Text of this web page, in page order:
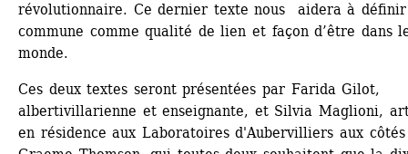
révolutionnaire. Ce dernier texte nous aidera à
commune comme qualité de lien et façon d’être dans
monde.
Ces deux textes seront présentées par Farida Gilot,
albertivillarienne et enseignante, et Silvia Maglioni,
en résidence aux Laboratoires d'Aubervilliers aux